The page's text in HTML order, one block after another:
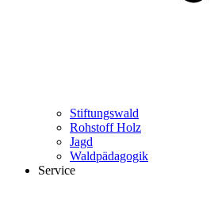
Stiftungswald
Rohstoff Holz
Jagd
Waldpädagogik
Service